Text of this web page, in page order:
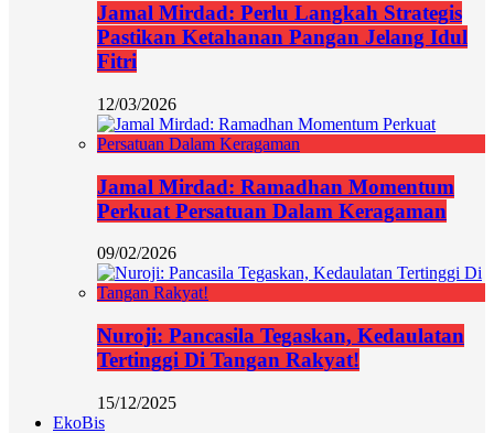
Jamal Mirdad: Perlu Langkah Strategis
Pastikan Ketahanan Pangan Jelang Idul
Fitri
12/03/2026
Jamal Mirdad: Ramadhan Momentum
Perkuat Persatuan Dalam Keragaman
09/02/2026
Nuroji: Pancasila Tegaskan, Kedaulatan
Tertinggi Di Tangan Rakyat!
15/12/2025
EkoBis